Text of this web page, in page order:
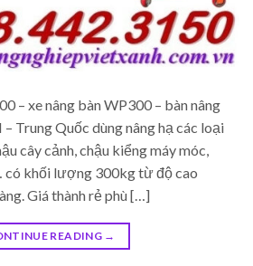
– xe nâng bàn WP300 – bàn nâng
Trung Quốc dùng nâng hạ các loại
cây cảnh, chậu kiểng máy móc,
có khối lượng 300kg từ độ cao
Giá thành rẻ phù […]
READING →